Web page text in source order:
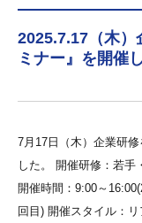
2025.7.17（木）
ミナー』を開催
7月17日（木）企業研
した。 開催研修：若手
開催時間：9:00～
回目) 開催スタイル：